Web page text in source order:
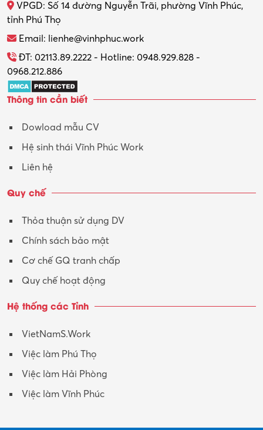
VPGD: Số 14 đường Nguyễn Trãi, phường Vĩnh Phúc,
tỉnh Phú Thọ
Email: lienhe@vinhphuc.work
ĐT: 02113.89.2222 - Hotline: 0948.929.828 -
0968.212.886
Thông tin cần biết
Dowload mẫu CV
Hệ sinh thái Vĩnh Phúc Work
Liên hệ
Quy chế
Thỏa thuận sử dụng DV
Chính sách bảo mật
Cơ chế GQ tranh chấp
Quy chế hoạt động
Hệ thống các Tỉnh
VietNamS.Work
Việc làm Phú Thọ
Việc làm Hải Phòng
Việc làm Vĩnh Phúc